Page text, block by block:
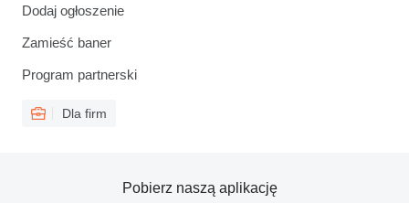
Dodaj ogłoszenie
Zamieść baner
Program partnerski
Dla firm
Pobierz naszą aplikację